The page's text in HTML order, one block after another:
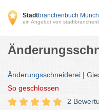
Stadtbranchenbuch
ein Angebot von
Änderungsschneiderei |
So geschlossen
2